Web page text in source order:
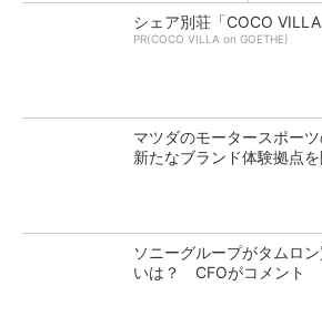
シェア別荘「COCO
PR(COCO VILLA on GOETHE)
マツダのモータースポーツ
新たなブランド体験拠点
ソニーグループがタムロ
いは？ CFOがコメント